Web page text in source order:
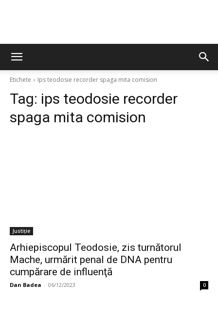
Etichete Ips teodosie recorder spaga mita comision
Tag: ips teodosie recorder
spaga mita comision
Justiție
Arhiepiscopul Teodosie, zis turnătorul
Mache, urmărit penal de DNA pentru
cumpărare de influenţă
Dan Badea - 06/12/2023 0